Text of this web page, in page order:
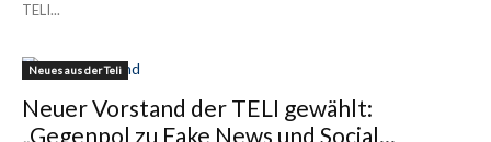
TELI...
Neues aus der Teli
Neuer Vorstand der TELI gewählt:
„Gegenpol zu Fake News und Social...